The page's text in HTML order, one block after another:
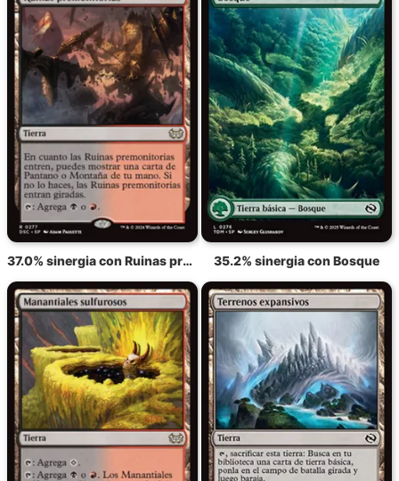
35.2% sinergia con Bosque